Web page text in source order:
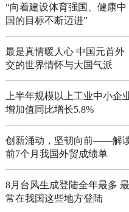
“向着建设体育强国、健康中
国的目标不断迈进”
最是真情暖人心 中国元首外
交的世界情怀与大国气派
上半年规模以上工业中小企
增加值同比增长5.8%
创新涌动，坚韧向前——解
前7个月我国外贸成绩单
8月台风生成登陆全年最多 最
常在我国这些地方登陆